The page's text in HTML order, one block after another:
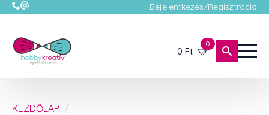
Bejelentkezés/Regisztráció
0 Ft
0
KEZDŐLAP